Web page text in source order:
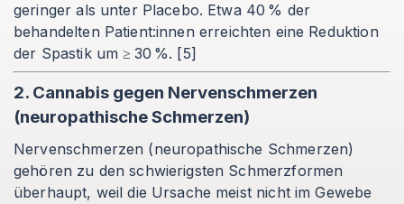
geringer als unter Placebo. Etwa 40 % der
behandelten Patient:innenerreichten eine Reduktion
der Spastik um ≥ 30 %. [5]
2. Cannabis gegen Nervenschmerzen
(neuropathische Schmerzen)
Nervenschmerzen (neuropathische Schmerzen)
gehören zu den schwierigsten Schmerzformen
überhaupt, weil die Ursache meist nicht im Gewebe